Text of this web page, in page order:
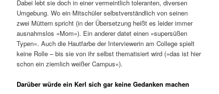
Dabei lebt sie doch in einer vermeintlich toleranten, diversen
Umgebung. Wo ein Mitschüler selbstverständlich von seinen
zwei Müttern spricht (in der Übersetzung heißt es leider immer
ausnahmslos »Mom«). Ein anderer datet einen »supersüßen
Typen«. Auch die Hautfarbe der Interviewerin am College spielt
keine Rolle – bis sie von ihr selbst thematisiert wird (»das ist hier
schon ein ziemlich weißer Campus«).
Darüber würde ein Kerl sich gar keine Gedanken machen